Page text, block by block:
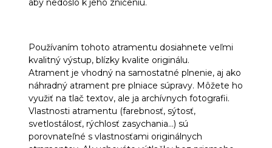
aby nedošlo k jeho zničeniu.
Používaním tohoto atramentu dosiahnete veľmi
kvalitný výstup, blízky kvalite originálu.
Atrament je vhodný na samostatné plnenie, aj ako
náhradný atrament pre plniace súpravy. Môžete ho
využiť na tlač textov, ale ja archívnych fotografii.
Vlastnosti atramentu (farebnosť, sýtosť,
svetlostálosť, rýchlosť zasychania...) sú
porovnateľné s vlastnosťami originálnych